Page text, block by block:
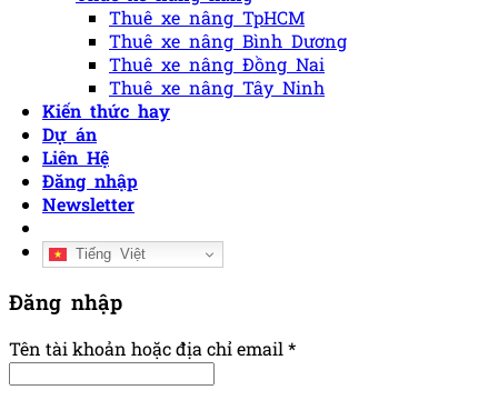
Thuê xe nâng TpHCM
Thuê xe nâng Bình Dương
Thuê xe nâng Đồng Nai
Thuê xe nâng Tây Ninh
Kiến thức hay
Dự án
Liên Hệ
Đăng nhập
Newsletter
Tiếng Việt
Đăng nhập
Tên tài khoản hoặc địa chỉ email*